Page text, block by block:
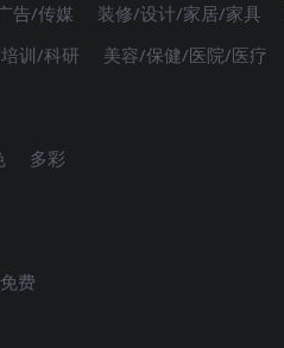
告/传媒 装修/设计/家居/家具
训/科研 美容/保健/医院/医疗
多彩
费